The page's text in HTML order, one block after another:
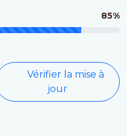
85%
Vérifier la mise à
jour